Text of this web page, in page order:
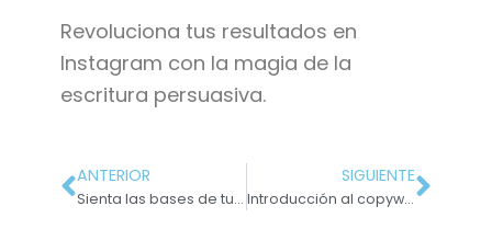
Revoluciona tus resultados en
Instagram con la magia de la
escritura persuasiva.
ANTERIOR
Sienta las bases de tu escritura persuasiva: Fórmula AIDA
SIGUIENTE
Introducción al copywriting #4: ¿Cuál es el objetivo de la escritura persuasiva?